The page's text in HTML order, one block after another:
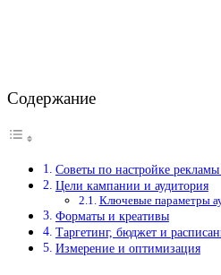
Содержание
Советы по настройке
Цели кампании и аудитория
Ключевые параметры
Форматы и креативы
Таргетинг, бюджет и
Измерение и оптимизация